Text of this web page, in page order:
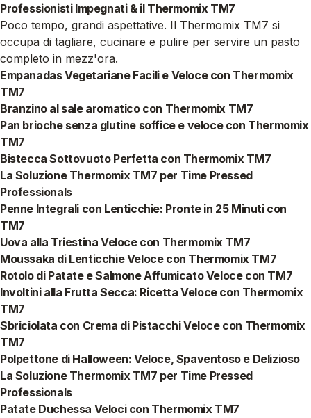
Professionisti Impegnati & il Thermomix TM7
Poco tempo, grandi aspettative. Il Thermomix TM7 si
occupa di tagliare, cucinare e pulire per servire un pasto
completo in mezz'ora.
Empanadas Vegetariane Facili e Veloce con Thermomix
TM7
Branzino al sale aromatico con Thermomix TM7
Pan brioche senza glutine soffice e veloce con Thermomix
TM7
Bistecca Sottovuoto Perfetta con Thermomix TM7
La Soluzione Thermomix TM7 per Time Pressed
Professionals
Penne Integrali con Lenticchie: Pronte in 25 Minuti con
TM7
Uova alla Triestina Veloce con Thermomix TM7
Moussaka di Lenticchie Veloce con Thermomix TM7
Rotolo di Patate e Salmone Affumicato Veloce con TM7
Involtini alla Frutta Secca: Ricetta Veloce con Thermomix
TM7
Sbriciolata con Crema di Pistacchi Veloce con Thermomix
TM7
Polpettone di Halloween: Veloce, Spaventoso e Delizioso
La Soluzione Thermomix TM7 per Time Pressed
Professionals
Patate Duchessa Veloci con Thermomix TM7